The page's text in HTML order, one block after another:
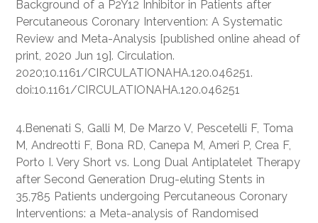
Background of a P2Y12 Inhibitor in Patients after
Percutaneous Coronary Intervention: A Systematic
Review and Meta-Analysis [published online ahead of
print, 2020 Jun 19]. Circulation.
2020;10.1161/CIRCULATIONAHA.120.046251.
doi:10.1161/CIRCULATIONAHA.120.046251
4.Benenati S, Galli M, De Marzo V, Pescetelli F, Toma
M, Andreotti F, Bona RD, Canepa M, Ameri P, Crea F,
Porto I. Very Short vs. Long Dual Antiplatelet Therapy
after Second Generation Drug-eluting Stents in
35,785 Patients undergoing Percutaneous Coronary
Interventions: a Meta-analysis of Randomised